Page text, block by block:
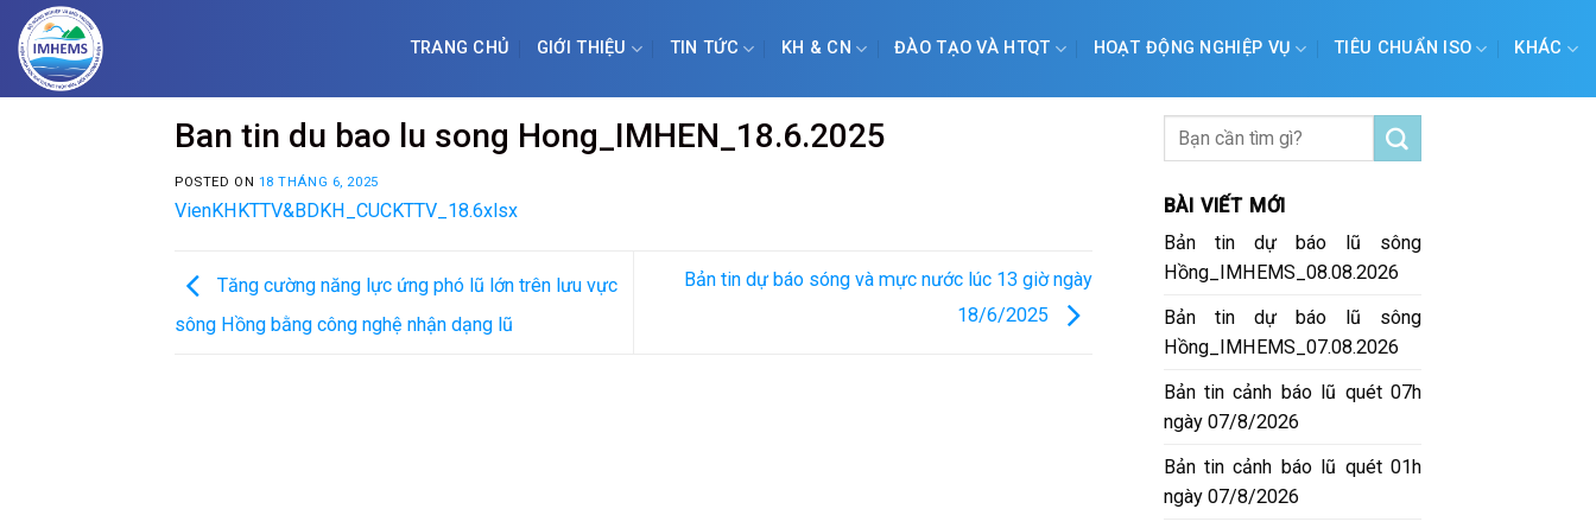
Skip
content
TRANG CHỦ GIỚI THIỆU TIN TỨC KH & CN ĐÀO TẠO VÀ HTQT HOẠT ĐỘNG NGHIỆP VỤ TIÊU CHUẨN ISO KHÁC
Ban tin du bao lu song Hong_IMHEN_18.6.2025
POSTED ON 18 THÁNG 6, 2025
VienKHKTTV&BDKH_CUCKTTV_18.6xlsx
Tăng cường năng lực ứng phó lũ lớn trên lưu vực
sông Hồng bằng công nghệ nhận dạng lũ
Bản tin dự báo sóng và mực nước lúc 13 giờ ngày
18/6/2025
BÀI VIẾT MỚI
Bản tin dự báo lũ sông
Hồng_IMHEMS_08.08.2026
Bản tin dự báo lũ sông
Hồng_IMHEMS_07.08.2026
Bản tin cảnh báo lũ quét 07h
ngày 07/8/2026
Bản tin cảnh báo lũ quét 01h
ngày 07/8/2026